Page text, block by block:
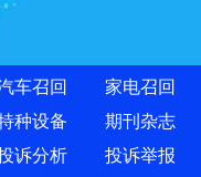
车召回 家电召回
种设备 期刊杂志
诉分析 投诉举报